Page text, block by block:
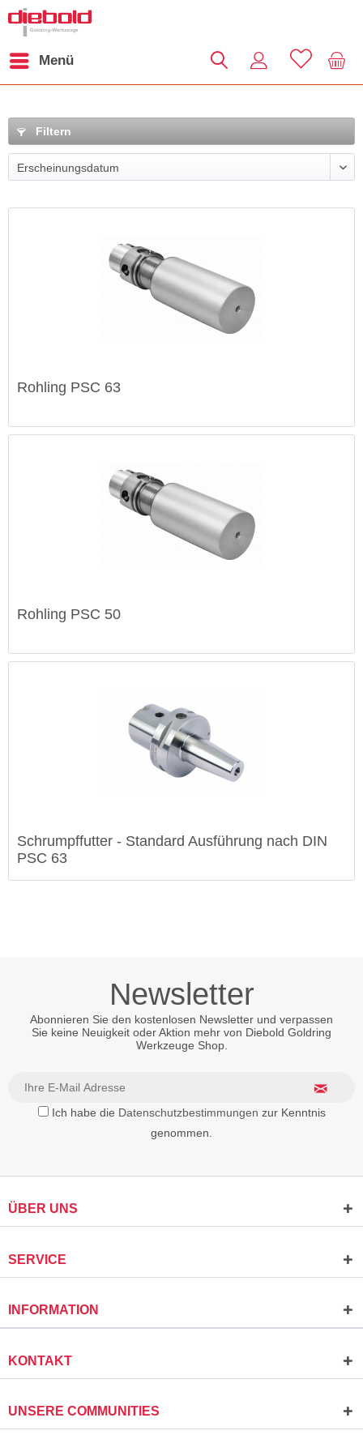
Menü
Filtern
Rohling PSC 63
Rohling PSC 50
Schrumpffutter - Standard Ausführung nach DIN
PSC 63
Newsletter
Abonnieren Sie den kostenlosen Newsletter und verpassen
Sie keine Neuigkeit oder Aktion mehr von Diebold Goldring
Werkzeuge Shop.
Ich habe die Datenschutzbestimmungen zur Kenntnis
genommen.
ÜBER UNS
SERVICE
INFORMATION
KONTAKT
UNSERE COMMUNITIES